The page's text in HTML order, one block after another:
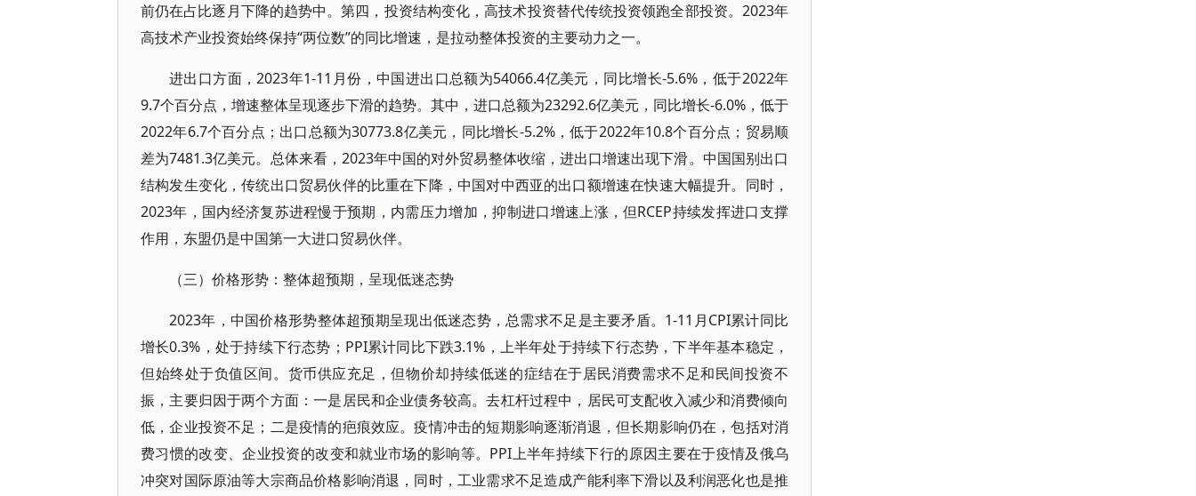
前仍在占比逐月下降的趋势中。第四，投资结构变化，高技术投资替代传统投资领跑全部投资。2023年
高技术产业投资始终保持“两位数”的同比增速，是拉动整体投资的主要动力之一。
进出口方面，2023年1-11月份，中国进出口总额为54066.4亿美元，同比增长-5.6%，低于2022年
9.7个百分点，增速整体呈现逐步下滑的趋势。其中，进口总额为23292.6亿美元，同比增长-6.0%，低于
2022年6.7个百分点；出口总额为30773.8亿美元，同比增长-5.2%，低于2022年10.8个百分点；贸易顺
差为7481.3亿美元。总体来看，2023年中国的对外贸易整体收缩，进出口增速出现下滑。中国国别出口
结构发生变化，传统出口贸易伙伴的比重在下降，中国对中西亚的出口额增速在快速大幅提升。同时，
2023年，国内经济复苏进程慢于预期，内需压力增加，抑制进口增速上涨，但RCEP持续发挥进口支撑
作用，东盟仍是中国第一大进口贸易伙伴。
（三）价格形势：整体超预期，呈现低迷态势
2023年，中国价格形势整体超预期呈现出低迷态势，总需求不足是主要矛盾。1-11月CPI累计同比
增长0.3%，处于持续下行态势；PPI累计同比下跌3.1%，上半年处于持续下行态势，下半年基本稳定，
但始终处于负值区间。货币供应充足，但物价却持续低迷的症结在于居民消费需求不足和民间投资不
振，主要归因于两个方面：一是居民和企业债务较高。去杠杆过程中，居民可支配收入减少和消费倾向
低，企业投资不足；二是疫情的疤痕效应。疫情冲击的短期影响逐渐消退，但长期影响仍在，包括对消
费习惯的改变、企业投资的改变和就业市场的影响等。PPI上半年持续下行的原因主要在于疫情及俄乌
冲突对国际原油等大宗商品价格影响消退，同时，工业需求不足造成产能利率下滑以及利润恶化也是推